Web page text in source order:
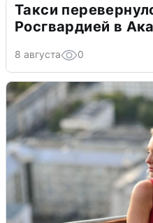
Такси
Росгвардией в
8 августа 0